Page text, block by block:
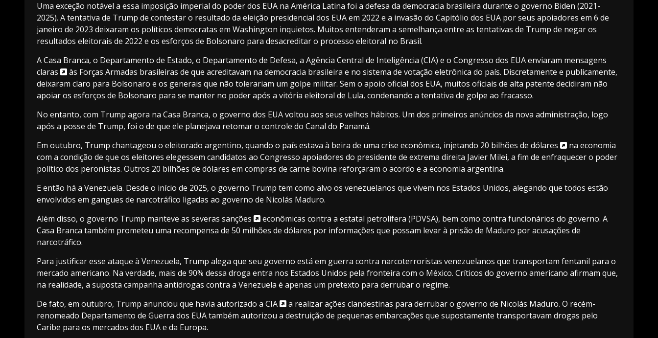
Uma exceção notável a essa imposição imperial do poder dos EUA na América Latina foi a defesa da democracia brasileira durante o governo Biden (2021-
2025). A tentativa de Trump de contestar o resultado da eleição presidencial dos EUA em 2022 e a invasão do Capitólio dos EUA por seus apoiadores em 6 de
janeiro de 2023 deixaram os políticos democratas em Washington inquietos. Muitos entenderam a semelhança entre as tentativas de Trump de negar os
resultados eleitorais de 2022 e os esforços de Bolsonaro para desacreditar o processo eleitoral no Brasil.
A Casa Branca, o Departamento de Estado, o Departamento de Defesa, a Agência Central de Inteligência (CIA) e o Congresso dos EUAenviaram mensagens
claras
às Forças Armadas brasileiras de que acreditavam na democracia brasileira e no sistema de votação eletrônica do país. Discretamente e publicamente,
deixaram claro para Bolsonaro e os generais que não tolerariam um golpe militar. Sem o apoio oficial dos EUA, muitos oficiais de alta patente decidiram não
apoiar os esforços de Bolsonaro para se manter no poder após a vitória eleitoral de Lula, condenando a tentativa de golpe ao fracasso.
No entanto, com Trump agora na Casa Branca, o governo dos EUA voltou aos seus velhos hábitos. Um dos primeiros anúncios da nova administração, logo
após a posse de Trump, foi o de que ele planejava retomar o controle do Canal do Panamá.
Em outubro, Trump chantageou o eleitorado argentino, quando o país estava à beira de uma crise econômica, injetando 20 bilhões de dólares
na economia
com a condição de que os eleitores elegessem candidatos ao Congresso apoiadores do presidente de extrema direita Javier Milei, a fim de enfraquecer o poder
político dos peronistas. Outros 20 bilhões de dólares em compras de carne bovina reforçaram o acordo e a economia argentina.
E então há a Venezuela. Desde o início de 2025, o governo Trump tem como alvo os venezuelanos que vivem nos Estados Unidos, alegando que todos estão
envolvidos em gangues de narcotráfico ligadas ao governo de Nicolás Maduro.
Além disso, o governo Trump manteve as severas sanções
econômicas contra a estatal petrolífera (PDVSA), bem como contra funcionários do governo. A
Casa Branca também prometeu uma recompensa de 50 milhões de dólares por informações que possam levar à prisão de Maduro por acusações de
narcotráfico.
Para justificar esse ataque à Venezuela, Trump alega que seu governo está em guerra contra narcoterroristas venezuelanos que transportam fentanil para o
mercado americano. Na verdade, mais de 90% dessa droga entra nos Estados Unidos pela fronteira com o México. Críticos do governo americano afirmam que,
na realidade, a suposta campanha antidrogas contra a Venezuela é apenas um pretexto para derrubar o regime.
De fato, em outubro, Trump anunciou que havia autorizado a CIA
a realizar ações clandestinas para derrubar o governo de Nicolás Maduro. O recém-
renomeado Departamento de Guerra dos EUA também autorizou a destruição de pequenas embarcações que supostamente transportavam drogas pelo
Caribe para os mercados dos EUA e da Europa.